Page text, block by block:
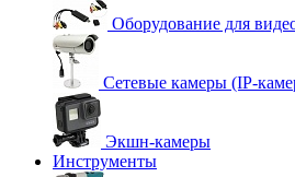
Оборудование для
Сетевые камеры (IP-
Экшн-камеры
Инструменты